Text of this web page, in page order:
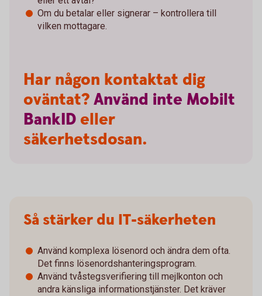
Om du betalar eller signerar – kontrollera till
vilken mottagare.
Har någon kontaktat dig
oväntat?Använd inte Mobilt
BankID eller
säkerhetsdosan.
Så stärker du IT-säkerheten
Använd komplexa lösenord och ändra dem ofta.
Det finns lösenordshanteringsprogram.
Använd tvåstegsverifiering till mejlkonton och
andra känsliga informationstjänster. Det kräver